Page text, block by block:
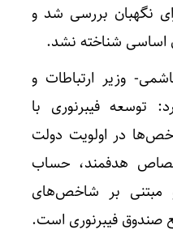
نگهبان بررسی شد و
اساسی شناخته نشد.
وزیر ارتباطات و
توسعه فیبرنوری با
در اولویت دولت
هدفمند، حساب
مبتنی بر شاخص‌های
صندوق فیبرنوری است.